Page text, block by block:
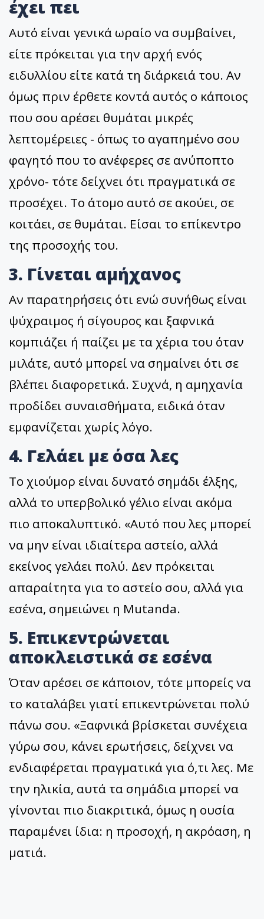
έχει πει
Αυτό είναι γενικά ωραίο να συμβαίνει,
είτε πρόκειται για την αρχή ενός
ειδυλλίου είτε κατά τη διάρκειά του. Αν
όμως πριν έρθετε κοντά αυτός ο κάποιος
που σου αρέσει θυμάται μικρές
λεπτομέρειες - όπως το αγαπημένο σου
φαγητό που το ανέφερες σε ανύποπτο
χρόνο- τότε δείχνει ότι πραγματικά σε
προσέχει. Το άτομο αυτό σε ακούει, σε
κοιτάει, σε θυμάται. Είσαι το επίκεντρο
της προσοχής του.
3. Γίνεται αμήχανος
Αν παρατηρήσεις ότι ενώ συνήθως είναι
ψύχραιμος ή σίγουρος και ξαφνικά
κομπιάζει ή παίζει με τα χέρια του όταν
μιλάτε, αυτό μπορεί να σημαίνει ότι σε
βλέπει διαφορετικά. Συχνά, η αμηχανία
προδίδει συναισθήματα, ειδικά όταν
εμφανίζεται χωρίς λόγο.
4. Γελάει με όσα λες
Το χιούμορ είναι δυνατό σημάδι έλξης,
αλλά το υπερβολικό γέλιο είναι ακόμα
πιο αποκαλυπτικό. «Αυτό που λες μπορεί
να μην είναι ιδιαίτερα αστείο, αλλά
εκείνος γελάει πολύ. Δεν πρόκειται
απαραίτητα για το αστείο σου, αλλά για
εσένα, σημειώνει η Mutanda.
5. Επικεντρώνεται
αποκλειστικά σε εσένα
Όταν αρέσει σε κάποιον, τότε μπορείς να
το καταλάβει γιατί επικεντρώνεται πολύ
πάνω σου. «Ξαφνικά βρίσκεται συνέχεια
γύρω σου, κάνει ερωτήσεις, δείχνει να
ενδιαφέρεται πραγματικά για ό,τι λες. Με
την ηλικία, αυτά τα σημάδια μπορεί να
γίνονται πιο διακριτικά, όμως η ουσία
παραμένει ίδια: η προσοχή, η ακρόαση, η
ματιά.